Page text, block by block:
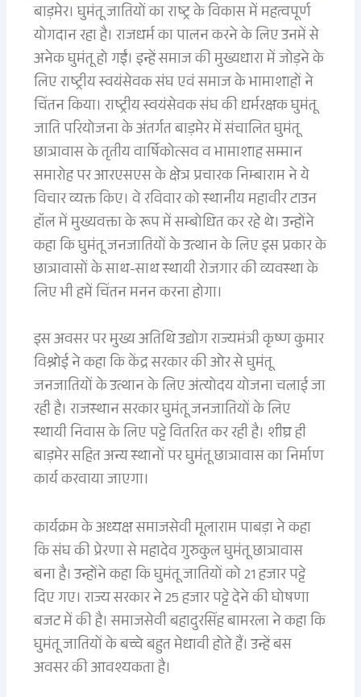
बाड़मेर। घुमंतू जातियों का राष्ट्र के विकास में महत्वपूर्ण
योगदान रहा है। राजधर्म का पालन करने के लिए उनमें से
अनेक घुमंतू हो गईं। इन्हें समाज की मुख्यधारा में जोड़ने के
लिए राष्ट्रीय स्वयंसेवक संघ एवं समाज के भामाशाहों ने
चिंतन किया। राष्ट्रीय स्वयंसेवक संघ की धर्मरक्षक घुमंतू
जाति परियोजना के अंतर्गत बाड़मेर में संचालित घुमंतू
छात्रावास के तृतीय वार्षिकोत्सव व भामाशाह सम्मान
समारोह पर आरएसएस के क्षेत्र प्रचारक निम्बाराम ने ये
विचार व्यक्त किए। वे रविवार को स्थानीय महावीर टाउन
हॉल में मुख्यवक्ता के रूप में सम्बोधित कर रहे थे। उन्होंने
कहा कि घुमंतू जनजातियों के उत्थान के लिए इस प्रकार के
छात्रावासों के साथ-साथ स्थायी रोजगार की व्यवस्था के
लिए भी हमें चिंतन मनन करना होगा।
इस अवसर पर मुख्य अतिथि उद्योग राज्यमंत्री कृष्ण कुमार
विश्नोई ने कहा कि केंद्र सरकार की ओर से घुमंतू
जनजातियों के उत्थान के लिए अंत्योदय योजना चलाई जा
रही है। राजस्थान सरकार घुमंतू जनजातियों के लिए
स्थायी निवास के लिए पट्टे वितरित कर रही है। शीघ्र ही
बाड़मेर सहित अन्य स्थानों पर घुमंतू छात्रावास का निर्माण
कार्य करवाया जाएगा।
कार्यक्रम के अध्यक्ष समाजसेवी मूलाराम पाबड़ा ने कहा
कि संघ की प्रेरणा से महादेव गुरुकुल घुमंतू छात्रावास
बना है। उन्होंने कहा कि घुमंतू जातियों को 21 हजार पट्टे
दिए गए। राज्य सरकार ने 25 हजार पट्टे देने की घोषणा
बजट में की है। समाजसेवी बहादुरसिंह बामरला ने कहा कि
घुमंतू जातियों के बच्चे बहुत मेधावी होते हैं। उन्हें बस
अवसर की आवश्यकता है।